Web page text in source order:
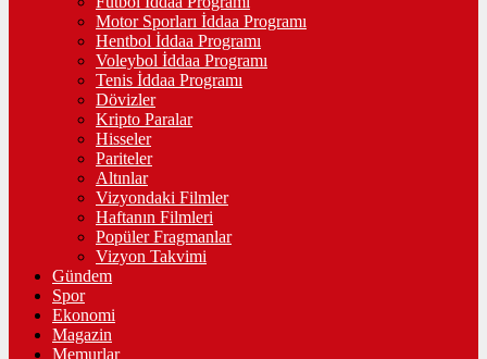
Motor Sporları İddaa Programı
Hentbol İddaa Programı
Voleybol İddaa Programı
Tenis İddaa Programı
Dövizler
Kripto Paralar
Hisseler
Pariteler
Altınlar
Vizyondaki Filmler
Haftanın Filmleri
Popüler Fragmanlar
Vizyon Takvimi
Gündem
Spor
Ekonomi
Magazin
Memurlar